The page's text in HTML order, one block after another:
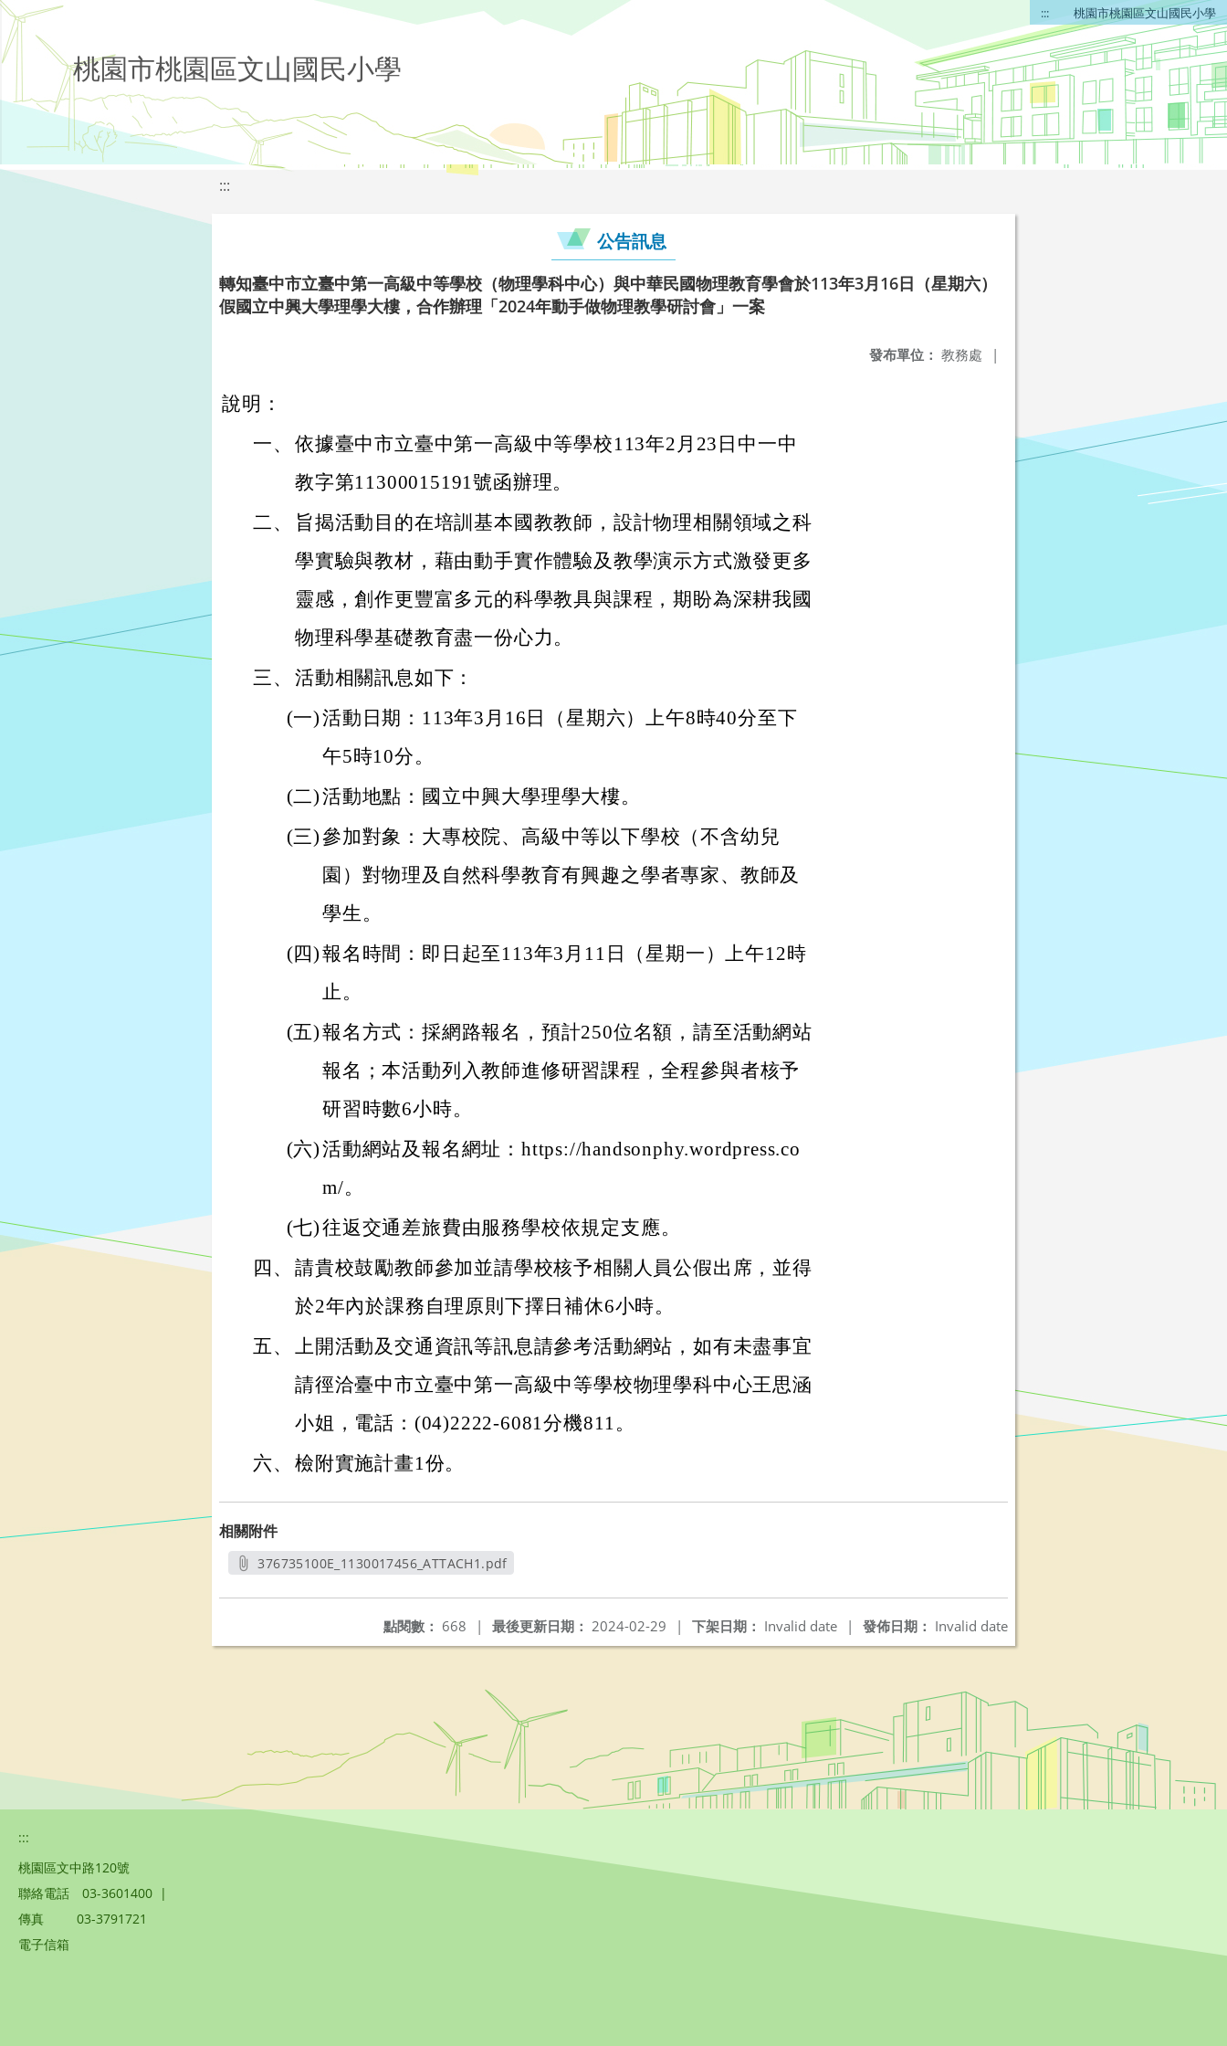
::: 桃園市桃園區文山國民小學
桃園市桃園區文山國民小學
:::
公告訊息
轉知臺中市立臺中第一高級中等學校（物理學科中心）與中華民國物理教育學會於113年3月16日（星期六）
假國立中興大學理學大樓，合作辦理「2024年動手做物理教學研討會」一案
發布單位： 教務處 |
說明：
一、 依據臺中市立臺中第一高級中等學校113年2月23日中一中
教字第11300015191號函辦理。
二、
旨揭活動目的在培訓基本國教教師，設計物理相關領域之科
學實驗與教材，藉由動手實作體驗及教學演示方式激發更多
靈感，創作更豐富多元的科學教具與課程，期盼為深耕我國
物理科學基礎教育盡一份心力。
三、 活動相關訊息如下：
(一)活動日期：113年3月16日（星期六）上午8時40分至下
午5時10分。
(二)活動地點：國立中興大學理學大樓。
(三)參加對象：大專校院、高級中等以下學校（不含幼兒
園）對物理及自然科學教育有興趣之學者專家、教師及
學生。
(四)報名時間：即日起至113年3月11日（星期一）上午12時
止。
(五)報名方式：採網路報名，預計250位名額，請至活動網站
報名；本活動列入教師進修研習課程，全程參與者核予
研習時數6小時。
(六)活動網站及報名網址：https://handsonphy.wordpress.co
m/。
(七)往返交通差旅費由服務學校依規定支應。
四、 請貴校鼓勵教師參加並請學校核予相關人員公假出席，並得
於2年內於課務自理原則下擇日補休6小時。
五、 上開活動及交通資訊等訊息請參考活動網站，如有未盡事宜
請徑洽臺中市立臺中第一高級中等學校物理學科中心王思涵
小姐，電話：(04)2222-6081分機811。
六、 檢附實施計畫1份。
相關附件
376735100E_1130017456_ATTACH1.pdf
發佈日期： Invalid date
下架日期： Invalid date |
最後更新日期： 2024-02-29 |
點閱數： 668 |
:::
桃園區文中路120號
聯絡電話
03-3601400 |
傳真
03-3791721
電子信箱